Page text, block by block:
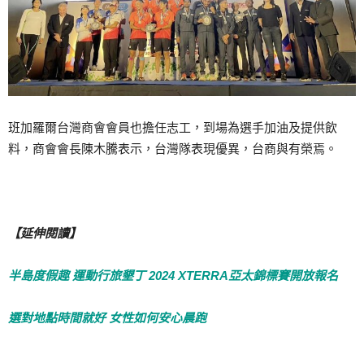
班加羅爾台灣商會會員也擔任志工，到場為選手加油及提供飲
料，商會會長陳木騰表示，台灣隊表現優異，台商與有榮焉。
【延伸閱讀】
半島度假趣 運動行旅墾丁 2024 XTERRA亞太錦標賽開放報名
選對地點時間就好 女性如何安心晨跑